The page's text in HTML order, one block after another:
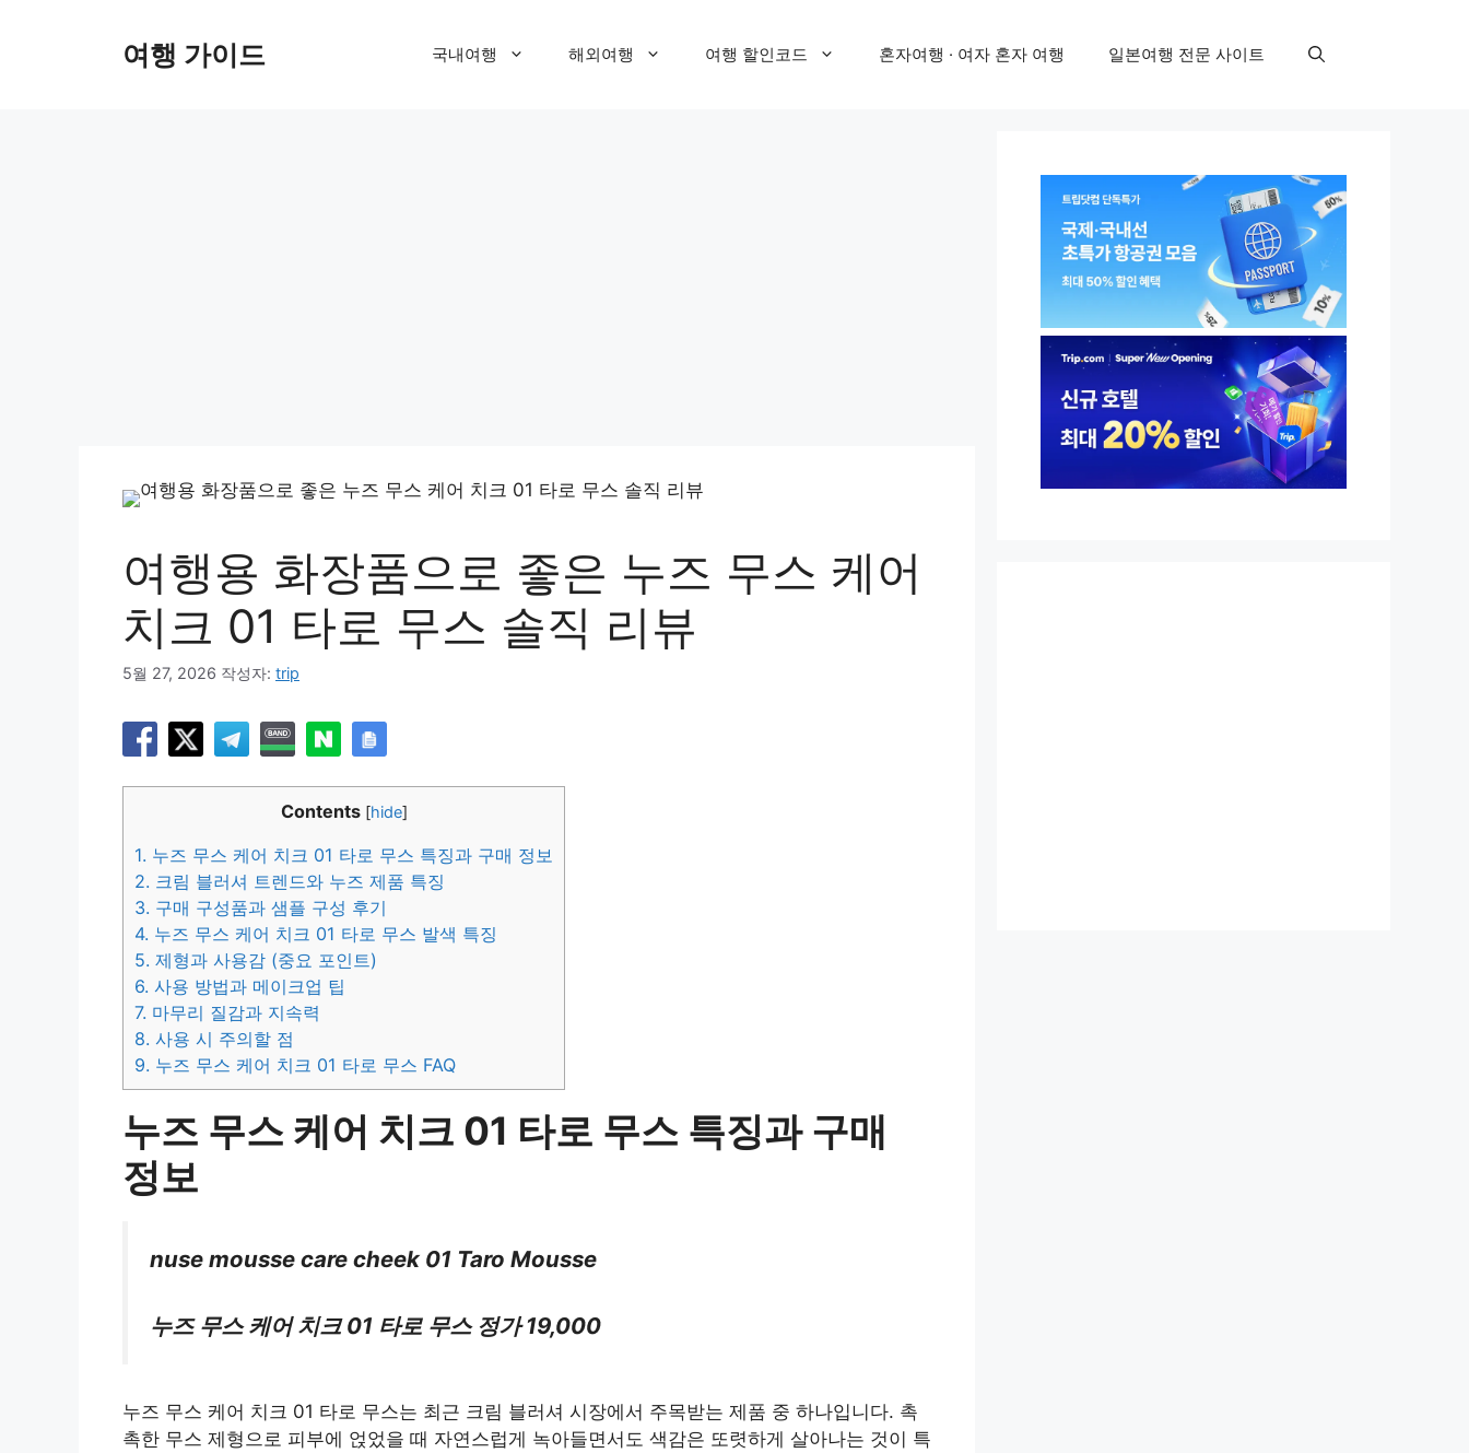
여행 가이드 국내여행 해외여행 여행 할인코드 혼자여행 · 여자 혼자 여행 일본여행 전문 사이트
여행용 화장품으로 좋은 누즈 무스 케어
치크 01 타로 무스 솔직 리뷰
5월 27, 2026 작성자: trip
Contents [hide]
1. 누즈 무스 케어 치크 01 타로 무스 특징과 구매 정보
2. 크림 블러셔 트렌드와 누즈 제품 특징
3. 구매 구성품과 샘플 구성 후기
4. 누즈 무스 케어 치크 01 타로 무스 발색 특징
5. 제형과 사용감 (중요 포인트)
6. 사용 방법과 메이크업 팁
7. 마무리 질감과 지속력
8. 사용 시 주의할 점
9. 누즈 무스 케어 치크 01 타로 무스 FAQ
누즈 무스 케어 치크 01 타로 무스 특징과 구매
정보
nuse mousse care cheek 01 Taro Mousse
누즈 무스 케어 치크 01 타로 무스 정가 19,000
누즈 무스 케어 치크 01 타로 무스는 최근 크림 블러셔 시장에서 주목받는 제품 중 하나입니다. 촉
촉한 무스 제형으로 피부에 얹었을 때 자연스럽게 녹아들면서도 색감은 또렷하게 살아나는 것이 특